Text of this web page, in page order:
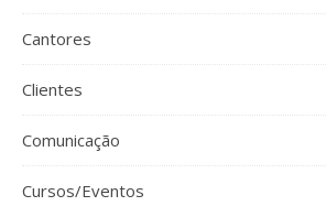
Cantores
Clientes
Comunicação
Cursos/Eventos